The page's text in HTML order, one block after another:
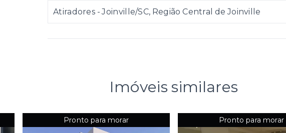
Atiradores - Joinville/SC, Região Central de Joinville
Imóveis similares
Pronto para morar Pronto para morar